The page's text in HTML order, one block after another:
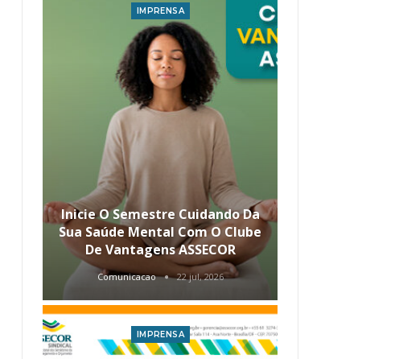
IMPRENSA
Inicie O Semestre Cuidando Da
Sua Saúde Mental Com O Clube
De Vantagens ASSECOR
Comunicacao 22 jul, 2026
IMPRENSA